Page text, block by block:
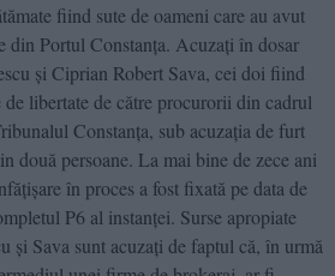
fiind sute de oameni care au avut
din Portul Constanţa. Acuzaţi în dosar
şi Ciprian Robert Sava, cei doi fiind
libertate de către procurorii din cadrul
Constanţa, sub acuzaţia de furt
două persoane. La mai bine de zece ani
în proces a fost fixată pe data de
P6 al instanţei. Surse apropiate
şi Sava sunt acuzaţi de faptul că, în urmă